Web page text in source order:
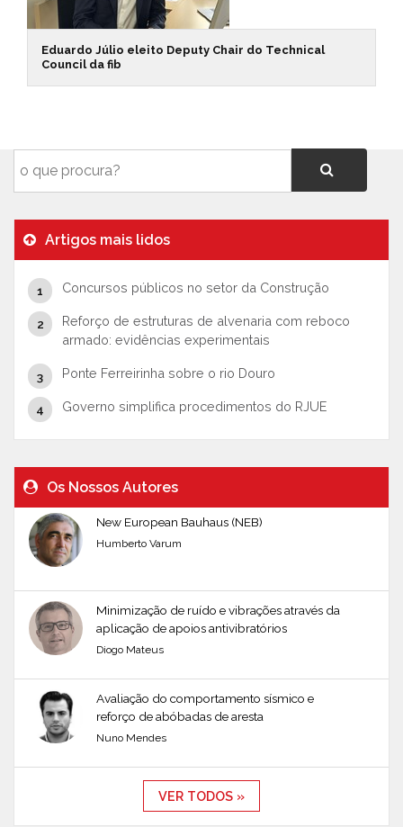
Eduardo Júlio eleito Deputy Chair do Technical
Council da fib
Artigos mais lidos
Concursos públicos no setor da Construção
Reforço de estruturas de alvenaria com reboco
armado: evidências experimentais
Ponte Ferreirinha sobre o rio Douro
Governo simplifica procedimentos do RJUE
Os Nossos Autores
New European Bauhaus (NEB)
Humberto Varum
Minimização de ruído e vibrações através da
aplicação de apoios antivibratórios
Diogo Mateus
Avaliação do comportamento sísmico e
reforço de abóbadas de aresta
Nuno Mendes
VER TODOS »